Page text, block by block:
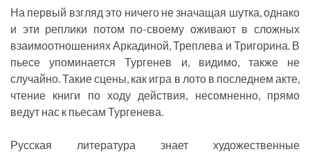
На первый взгляд это ничего не значащая шутка, однако
и эти реплики потом по-своему оживают в сложных
взаимоотношениях Аркадиной, Треплева и Тригорина. В
пьесе упоминается Тургенев и, видимо, также не
случайно. Такие сцены, как игра в лото в последнем акте,
чтение книги по ходу действия, несомненно, прямо
ведут нас к пьесам Тургенева.
Русская литература знает художественные